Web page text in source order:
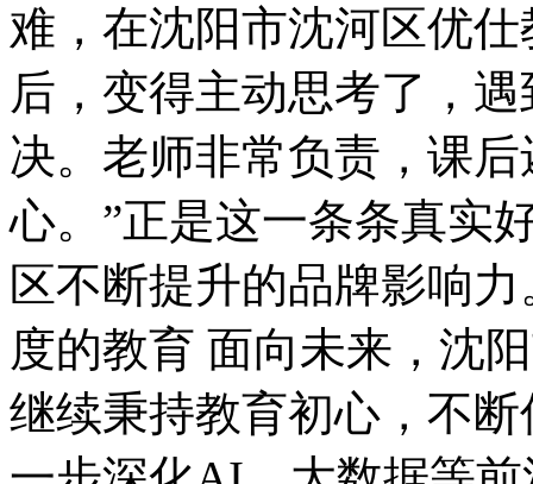
难，在沈阳市沈河区优
后，变得主动思考了，
决。老师非常负责，课
心。”正是这一条条真实
区不断提升的品牌影响
度的教育 面向未来，沈
继续秉持教育初心，不